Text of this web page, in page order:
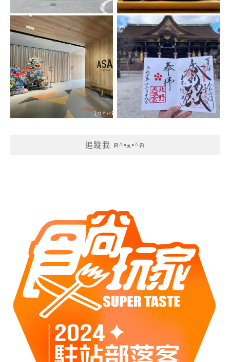
追蹤我 ฅ^•ﻌ•^ฅ